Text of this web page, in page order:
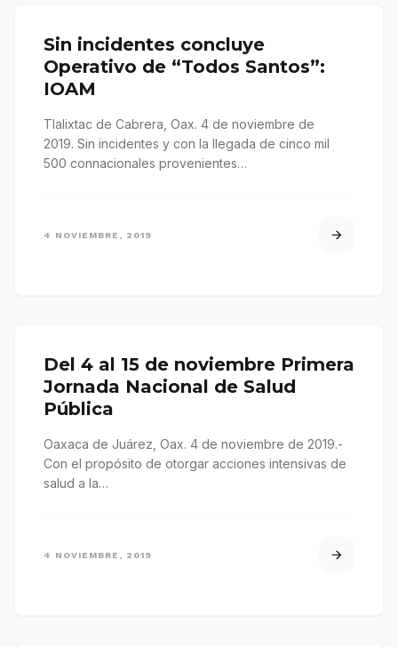
Sin incidentes concluye
Operativo de “Todos Santos”:
IOAM
Tlalixtac de Cabrera, Oax. 4 de noviembre de
2019. Sin incidentes y con la llegada de cinco mil
500 connacionales provenientes…
4 NOVIEMBRE, 2019
Del 4 al 15 de noviembre Primera
Jornada Nacional de Salud
Pública
Oaxaca de Juárez, Oax. 4 de noviembre de 2019.-
Con el propósito de otorgar acciones intensivas de
salud a la…
4 NOVIEMBRE, 2019